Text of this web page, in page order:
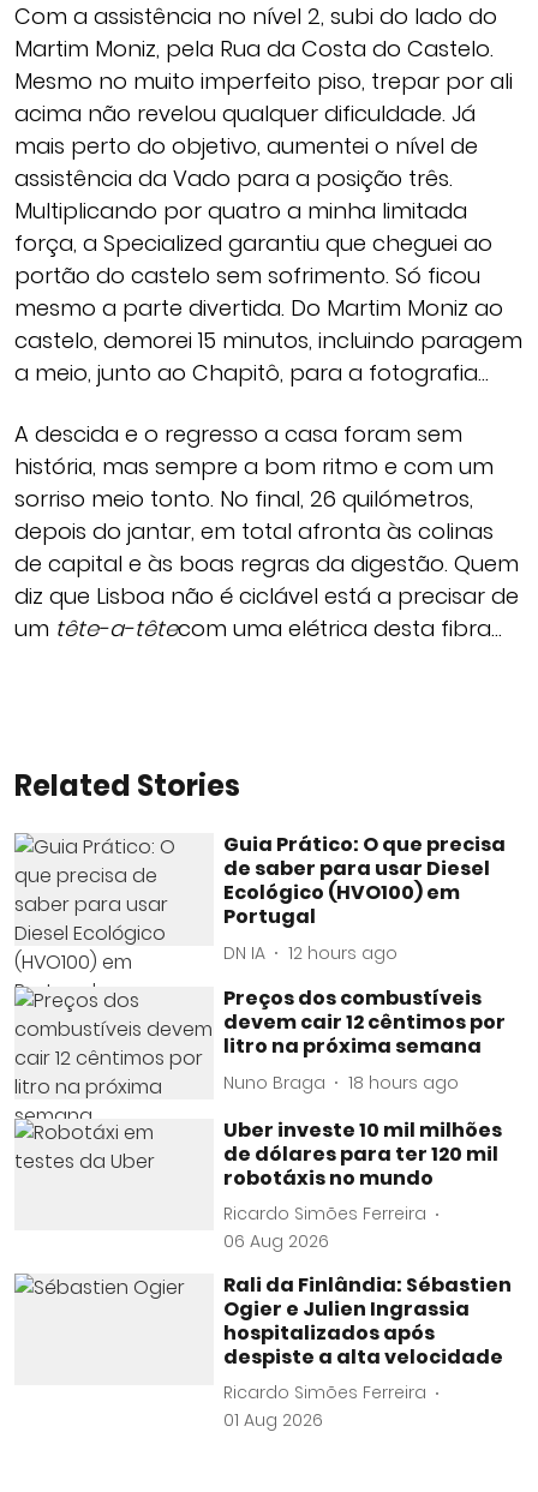
Com a assistência no nível 2, subi do lado do
Martim Moniz, pela Rua da Costa do Castelo.
Mesmo no muito imperfeito piso, trepar por ali
acima não revelou qualquer dificuldade. Já
mais perto do objetivo, aumentei o nível de
assistência da Vado para a posição três.
Multiplicando por quatro a minha limitada
força, a Specialized garantiu que cheguei ao
portão do castelo sem sofrimento. Só ficou
mesmo a parte divertida. Do Martim Moniz ao
castelo, demorei 15 minutos, incluindo paragem
a meio, junto ao Chapitô, para a fotografia…
A descida e o regresso a casa foram sem
história, mas sempre a bom ritmo e com um
sorriso meio tonto. No final, 26 quilómetros,
depois do jantar, em total afronta às colinas
de capital e às boas regras da digestão. Quem
diz que Lisboa não é ciclável está a precisar de
um tête-a-têtecom uma elétrica desta fibra…
Related Stories
Guia Prático: O que precisa
de saber para usar Diesel
Ecológico (HVO100) em
Portugal
DN IA 12 hours ago
Preços dos combustíveis
devem cair 12 cêntimos por
litro na próxima semana
Nuno Braga 18 hours ago
Uber investe 10 mil milhões
de dólares para ter 120 mil
robotáxis no mundo
Ricardo Simões Ferreira
06 Aug 2026
Rali da Finlândia: Sébastien
Ogier e Julien Ingrassia
hospitalizados após
despiste a alta velocidade
Ricardo Simões Ferreira
01 Aug 2026